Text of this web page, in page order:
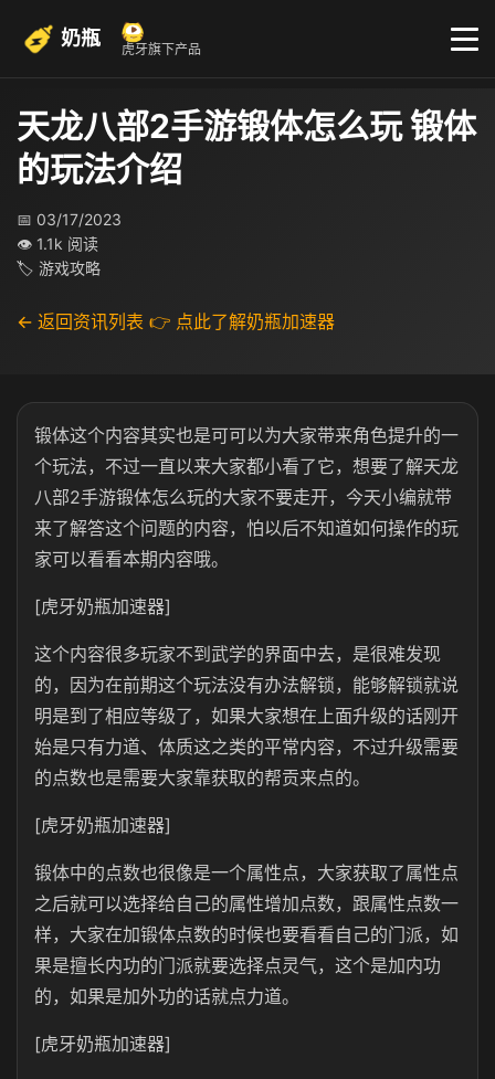
奶瓶 虎牙旗下产品
天龙八部2手游锻体怎么玩 锻体
的玩法介绍
📅 03/17/2023
👁 1.1k 阅读
🏷 游戏攻略
← 返回资讯列表 👉 点此了解奶瓶加速器
锻体这个内容其实也是可可以为大家带来角色提升的一
个玩法，不过一直以来大家都小看了它，想要了解天龙
八部2手游锻体怎么玩的大家不要走开，今天小编就带
来了解答这个问题的内容，怕以后不知道如何操作的玩
家可以看看本期内容哦。
[虎牙奶瓶加速器]
这个内容很多玩家不到武学的界面中去，是很难发现
的，因为在前期这个玩法没有办法解锁，能够解锁就说
明是到了相应等级了，如果大家想在上面升级的话刚开
始是只有力道、体质这之类的平常内容，不过升级需要
的点数也是需要大家靠获取的帮贡来点的。
[虎牙奶瓶加速器]
锻体中的点数也很像是一个属性点，大家获取了属性点
之后就可以选择给自己的属性增加点数，跟属性点数一
样，大家在加锻体点数的时候也要看看自己的门派，如
果是擅长内功的门派就要选择点灵气，这个是加内功
的，如果是加外功的话就点力道。
[虎牙奶瓶加速器]